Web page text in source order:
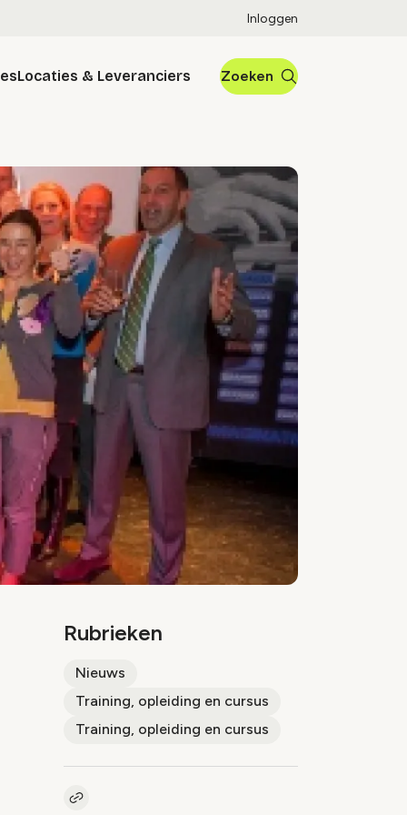
Inloggen
Locaties & Leveranciers Zoeken
Rubrieken
Nieuws
Training, opleiding en cursus
Training, opleiding en cursus
Kopieer link naar artikel